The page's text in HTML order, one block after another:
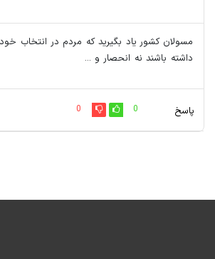
مسولان کشور یاد بگیرید که مردم در انتخاب
داشته باشند نه انحصار و ...
پاسخ 0
0